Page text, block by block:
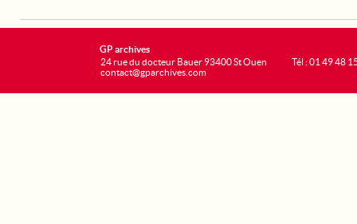
GP archives
24 rue du docteur Bauer 93400 St Ouen
contact@gparchives.com
Tél : 01 49 48